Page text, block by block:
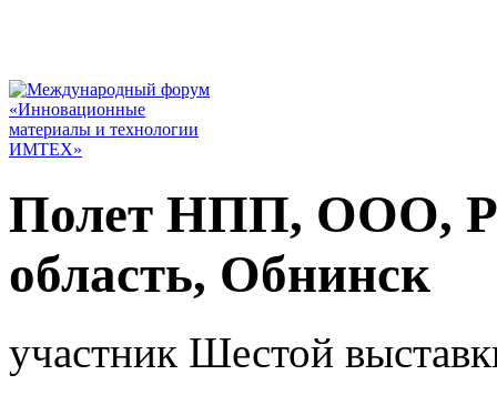
Полет НПП, ООО,
область, Обнинск
участник Шестой